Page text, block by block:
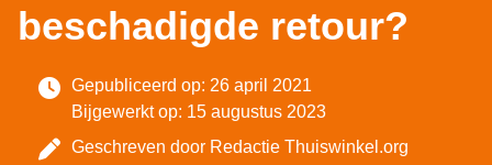
beschadigde retour?
Gepubliceerd op: 26 april 2021
Bijgewerkt op: 15 augustus 2023
Geschreven door Redactie Thuiswinkel.org